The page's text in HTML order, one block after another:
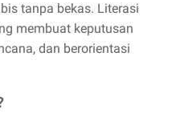
tanpa bekas. Literasi
membuat keputusan
dan berorientasi